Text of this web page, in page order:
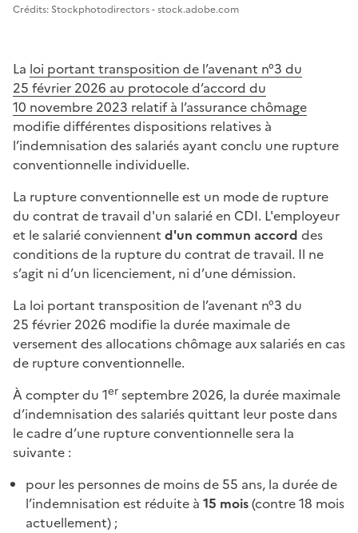
Image 1
Crédits: Stockphotodirectors - stock.adobe.com
La loi portant transposition de l’avenant n°3 du
25 février 2026 au protocole d’accord du
10 novembre 2023 relatif à l’assurance chômage
modifie différentes dispositions relatives à
l’indemnisation des salariés ayant conclu une rupture
conventionnelle individuelle.
La rupture conventionnelle est un mode de rupture
du contrat de travail d'un salarié en CDI. L'employeur
et le salarié conviennent d'un commun accord des
conditions de la rupture du contrat de travail. Il ne
s’agit ni d’un licenciement, ni d’une démission.
La loi portant transposition de l’avenant n°3 du
25 février 2026 modifie la durée maximale de
versement des allocations chômage aux salariés en cas
de rupture conventionnelle.
À compter du 1er septembre 2026, la durée maximale
d’indemnisation des salariés quittant leur poste dans
le cadre d’une rupture conventionnelle sera la
suivante :
pour les personnes de moins de 55 ans, la durée de
l’indemnisation est réduite à 15 mois(contre 18 mois
actuellement) ;